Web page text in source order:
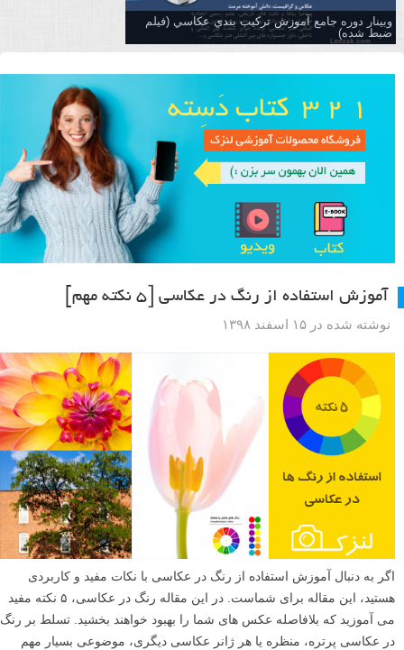
وبینار دوره جامع آموزش تركيب بندي عكاسي (فیلم
ضبط شده)
آموزش استفاده از رنگ در عکاسی [۵ نکته مهم]
نوشته شده در ۱۵ اسفند ۱۳۹۸
اگر به دنبال آموزش استفاده از رنگ در عکاسی با نکات مفید و کاربردی
هستید، این مقاله برای شماست. در این مقاله رنگ در عکاسی، ۵ نکته مفید
می آموزید که بلافاصله عکس های شما را بهبود خواهند بخشید. تسلط بر رنگ
در عکاسی پرتره، منظره یا هر ژانر عکاسی دیگری، موضوعی بسیار مهم